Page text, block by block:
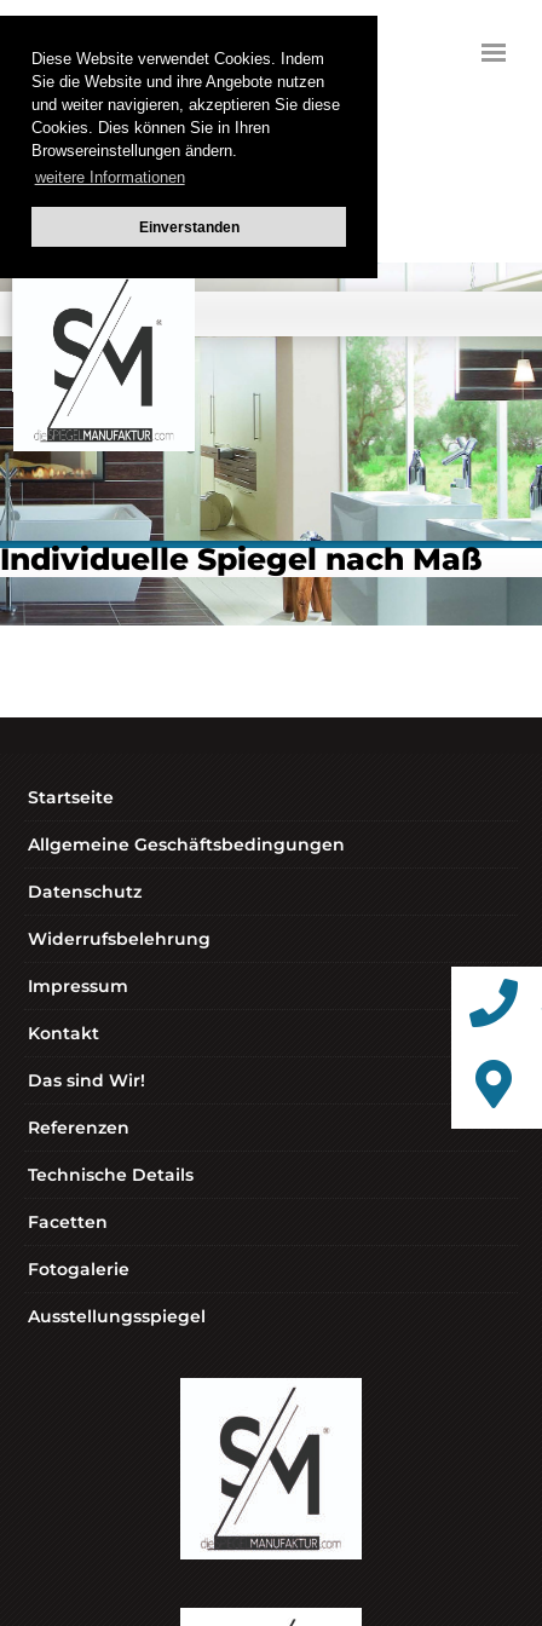
Diese Website verwendet Cookies. Indem
Sie die Website und ihre Angebote nutzen
und weiter navigieren, akzeptieren Sie diese
Cookies. Dies können Sie in Ihren
Browsereinstellungen ändern.
weitere Informationen
Einverstanden
Individuelle Spiegel nach Maß
Startseite
Allgemeine Geschäftsbedingungen
Datenschutz
Widerrufsbelehrung
Impressum
Kontakt
Das sind Wir!
Referenzen
Technische Details
Facetten
Fotogalerie
Ausstellungsspiegel